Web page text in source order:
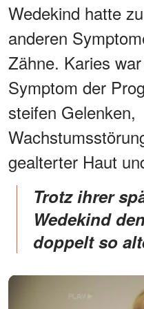
Wedekind hatte
anderen
Zähne. Karies
Symptom der
steifen Gelenken,
gealterter Haut
Trotz ihrer späten 40er hat
Wedekind
doppelt so